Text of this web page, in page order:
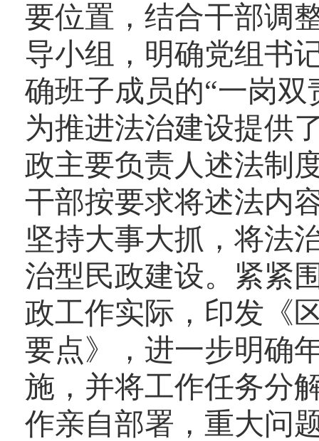
要位置，结合干部调
导小组，明确党组书
确班子成员的“一岗
为推进法治建设提供
政主要负责人述法制
干部按要求将述法内
坚持大事大抓，将法
治型民政建设。紧紧
政工作实际，印发《
要点》，进一步明确
施，并将工作任务分
作亲自部署，重大问